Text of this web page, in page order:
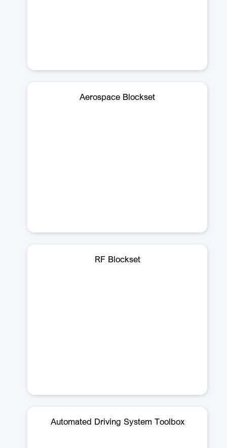
Aerospace Blockset
RF Blockset
Automated Driving System Toolbox